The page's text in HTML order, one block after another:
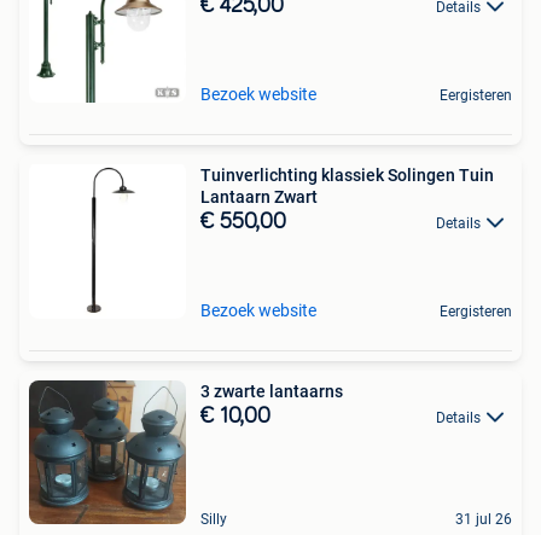
€ 425,00 Details
Bezoek website Eergisteren
Tuinverlichting klassiek Solingen Tuin
Lantaarn Zwart
€ 550,00 Details
Bezoek website Eergisteren
3 zwarte lantaarns
€ 10,00 Details
Silly 31 jul 26